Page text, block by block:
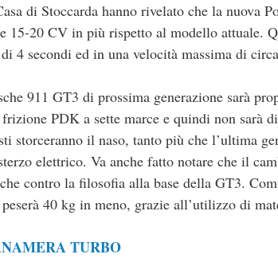
di Stoccarda hanno rivelato che la nuova
15-20 CV in più rispetto al modello attuale.
4 secondi ed in una velocità massima di
911 GT3 di prossima generazione sarà
PDK a sette marce e quindi non sarà
storceranno il naso, tanto più che l’ultima
elettrico. Va anche fatto notare che il
contro la filosofia alla base della GT3.
40 kg in meno, grazie all’utilizzo di
TURBO